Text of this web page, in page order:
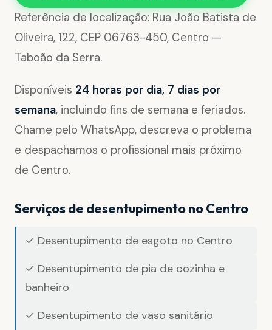
Referência de localização: Rua João Batista de
Oliveira, 122, CEP 06763-450, Centro —
Taboão da Serra.
Disponíveis 24 horas por dia, 7 dias por
semana, incluindo fins de semana e feriados.
Chame pelo WhatsApp, descreva o problema
e despachamos o profissional mais próximo
de Centro.
Serviços de desentupimento no Centro
✓ Desentupimento de esgoto no Centro
✓ Desentupimento de pia de cozinha e
banheiro
✓ Desentupimento de vaso sanitário